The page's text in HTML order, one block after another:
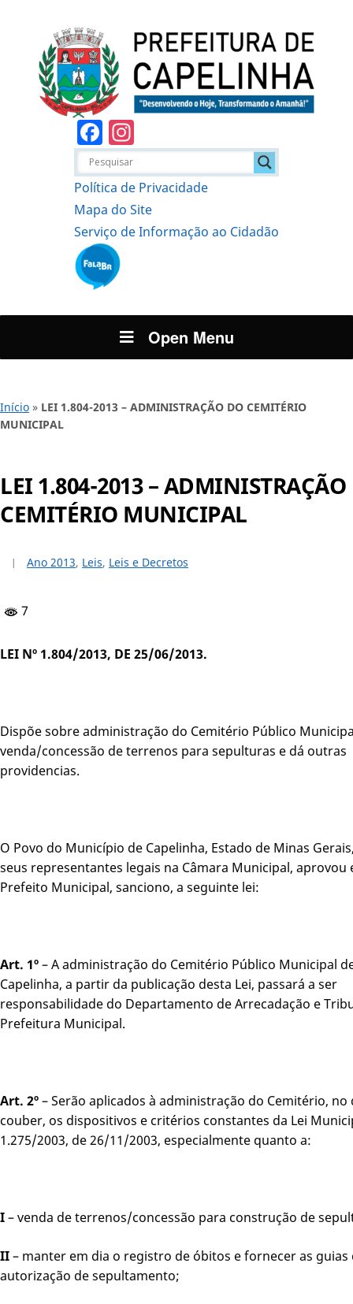
Facebook
Política de Privacidade
Mapa do Site
Serviço de Informação ao Cidadão
Open Menu
Início » LEI 1.804-2013 – ADMINISTRAÇÃO DO CEMITÉRIO
MUNICIPAL
LEI 1.804-2013 – ADMINISTRAÇÃO
CEMITÉRIO MUNICIPAL
Ano 2013, Leis, Leis e Decretos
7
LEI Nº 1.804/2013, DE 25/06/2013.
Dispõe sobre administração do Cemitério Público
venda/concessão de terrenos para sepulturas e dá outras
providencias.
O Povo do Município de Capelinha, Estado de Minas
seus representantes legais na Câmara Municipal, aprovou
Prefeito Municipal, sanciono, a seguinte lei:
Art. 1º– A administração do Cemitério Público Municipal
Capelinha, a partir da publicação desta Lei, passará a ser
responsabilidade do Departamento de Arrecadação e
Prefeitura Municipal.
Art. 2º– Serão aplicados à administração do Cemitério, no
couber, os dispositivos e critérios constantes da Lei
1.275/2003, de 26/11/2003, especialmente quanto a:
I– venda de terrenos/concessão para construção de
II– manter em dia o registro de óbitos e fornecer as guias
autorização de sepultamento;